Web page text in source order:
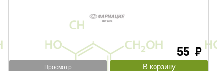
55 руб
Просмотр